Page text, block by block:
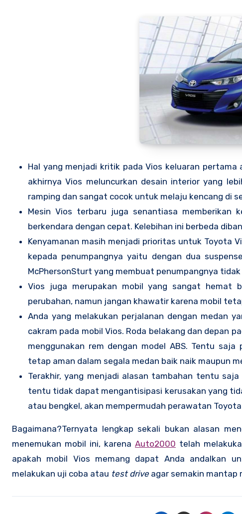
Hal yang menjadi kritik pada Vios keluaran
akhirnya Vios meluncurkan desain interior yang
ramping dan sangat cocok untuk melaju kencang di
Mesin Vios terbaru juga senantiasa memberikan
berkendara dengan cepat. Kelebihan ini berbeda
Kenyamanan masih menjadi prioritas untuk Toyota
kepada penumpangnya yaitu dengan dua
McPhersonSturt yang membuat penumpangnya
Vios juga merupakan mobil yang sangat hemat
perubahan, namun jangan khawatir karena mobil
Anda yang melakukan perjalanan dengan medan
cakram pada mobil Vios. Roda belakang dan depan
menggunakan rem dengan model ABS. Tentu
tetap aman dalam segala medan baik naik maupun
Terakhir, yang menjadi alasan tambahan tentu
tentu tidak dapat mengantisipasi kerusakan yang
atau bengkel, akan mempermudah perawatan Toyota
Bagaimana?Ternyata lengkap sekali bukan alasan
menemukan mobil ini, karena Auto2000 telah
apakah mobil Vios memang dapat Anda andalkan
melakukan uji coba atau test drive agar semakin mantap